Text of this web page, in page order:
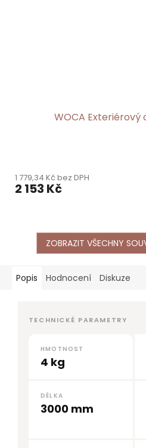
WOCA Exteriérový
1 779,34 Kč bez DPH
2 153 Kč
ZOBRAZIT VŠECHNY
Popis Hodnocení Diskuze
TECHNICKÉ PARAMETRY
HMOTNOST
4 kg
DÉLKA
3000 mm